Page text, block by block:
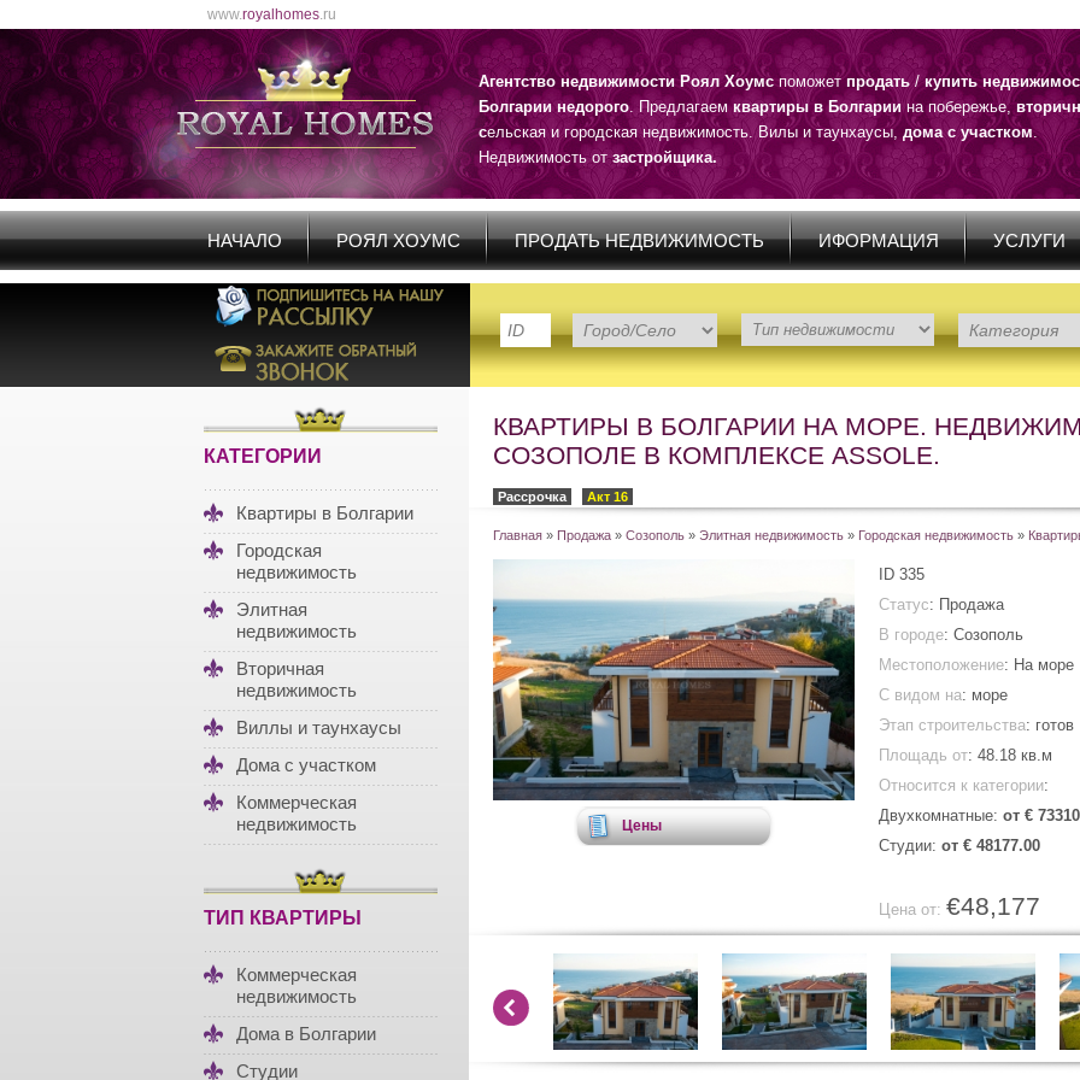
www.royalhomes.ru
Агентство недвижимости Роял Хоумспоможетпродать/купить
Болгарии недорого. Предлагаемквартиры в Болгариина побережье,
сельская и городская недвижимость. Вилы и таунхаусы, дома с участком.
Недвижимость отзастройщика.
НАЧАЛО РОЯЛ ХОУМС ПРОДАТЬ НЕДВИЖИМОСТЬ ИФОРМАЦИЯ УСЛУГИ
КАТЕГОРИИ
Квартиры в Болгарии
Городская
недвижимость
Элитная
недвижимость
Вторичная
недвижимость
Виллы и таунхаусы
Дома с участком
Коммерческая
недвижимость
ТИП КВАРТИРЫ
Коммерческая
недвижимость
Дома в Болгарии
Студии
КВАРТИРЫ В БОЛГАРИИ НА МОРЕ.
СОЗОПОЛЕ В КОМПЛЕКСЕ ASSOLE.
Рассрочка Акт 16
Главная » Продажа » Созополь » Элитная недвижимость » Городская недвижимость »
Цены
ID 335
Статус: Продажа
В городе: Созополь
Местоположение: На море
С видом на: море
Этап строительства: готов
Площадь от: 48.18 кв.м
Относится к категории:
Двухкомнатные: от €
Студии: от € 48177.00
Цена от: €48,177